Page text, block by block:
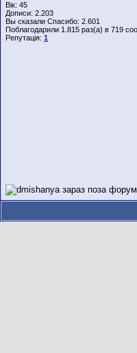
Вік: 45
Дописи: 2.203
Вы сказали Спасибо: 2.601
Поблагодарили 1.815 раз(а) в 719
Репутація: 1